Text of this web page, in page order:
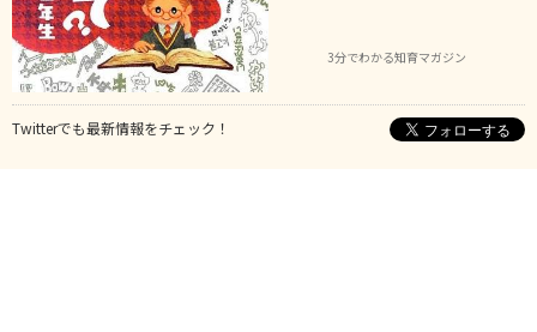
3分でわかる知育マガジン
Twitterでも最新情報をチェック！